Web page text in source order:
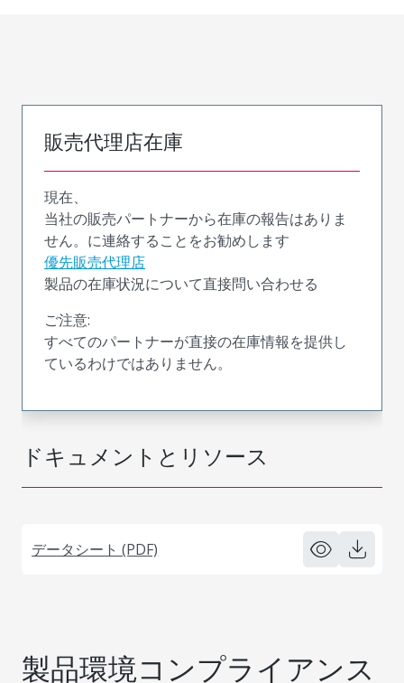
ドキュメントとリソース
データシート (PDF)
販売代理店在庫
現在、
当社の販売パートナーから在庫の報告はありま
せん。に連絡することをお勧めします
優先販売代理店
製品の在庫状況について直接問い合わせる
ご注意:
すべてのパートナーが直接の在庫情報を提供し
ているわけではありません。
製品環境コンプライアンス